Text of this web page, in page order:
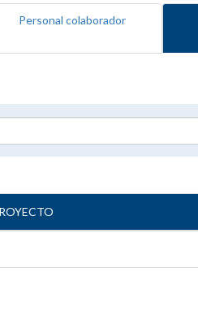
Personal colaborador